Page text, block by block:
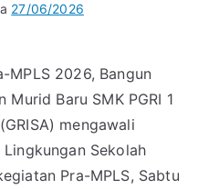
27/06/2026
MPLS 2026, Bangun
Murid Baru SMK PGRI 1
mengawali
Sekolah
Pra-MPLS, Sabtu